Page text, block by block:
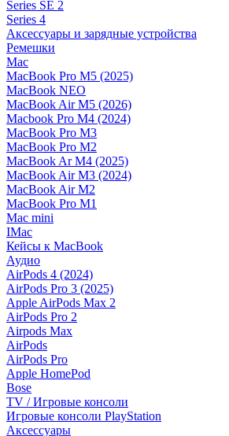
Series SE 2
Series 4
Аксессуары и зарядные устройства
Ремешки
Mac
MacBook Pro M5 (2025)
MacBook NEO
MacBook Air M5 (2026)
Macbook Pro M4 (2024)
MacBook Pro M3
MacBook Pro M2
MacBook Ar M4 (2025)
MacBook Air M3 (2024)
MacBook Air M2
MacBook Pro M1
Mac mini
IMac
Кейсы к MacBook
Аудио
AirPods 4 (2024)
AirPods Pro 3 (2025)
Apple AirPods Max 2
AirPods Pro 2
Airpods Max
AirPods
AirPods Pro
Apple HomePod
Bose
TV / Игровые консоли
Игровые консоли PlayStation
Аксессуары